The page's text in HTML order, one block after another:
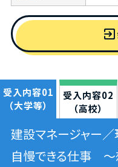
exit_to_app
受入内容01
（大学等）
受入内容02
（高校）
建設マネージャー
自慢できる仕事 ～